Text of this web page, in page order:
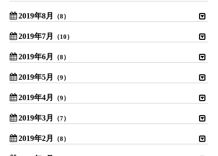
2019年8月 （8）
2019年7月 （10）
2019年6月 （8）
2019年5月 （9）
2019年4月 （9）
2019年3月 （7）
2019年2月 （8）